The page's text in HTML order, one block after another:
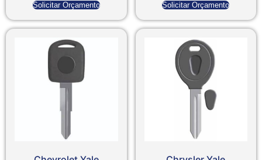
Solicitar Orçamento Solicitar Orçamento